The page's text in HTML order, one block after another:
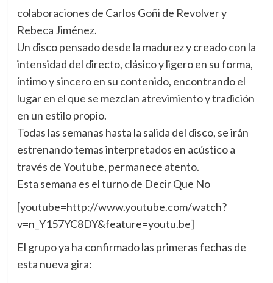
colaboraciones de Carlos Goñi de Revolver y
Rebeca Jiménez.
Un disco pensado desde la madurez y creado con la
intensidad del directo, clásico y ligero en su forma,
íntimo y sincero en su contenido, encontrando el
lugar en el que se mezclan atrevimiento y tradición
en un estilo propio.
Todas las semanas hasta la salida del disco, se irán
estrenando temas interpretados en acústico a
través de Youtube, permanece atento.
Esta semana es el turno de Decir Que No
[youtube=http://www.youtube.com/watch?
v=n_Y157YC8DY&feature=youtu.be]
El grupo ya ha confirmado las primeras fechas de
esta nueva gira: